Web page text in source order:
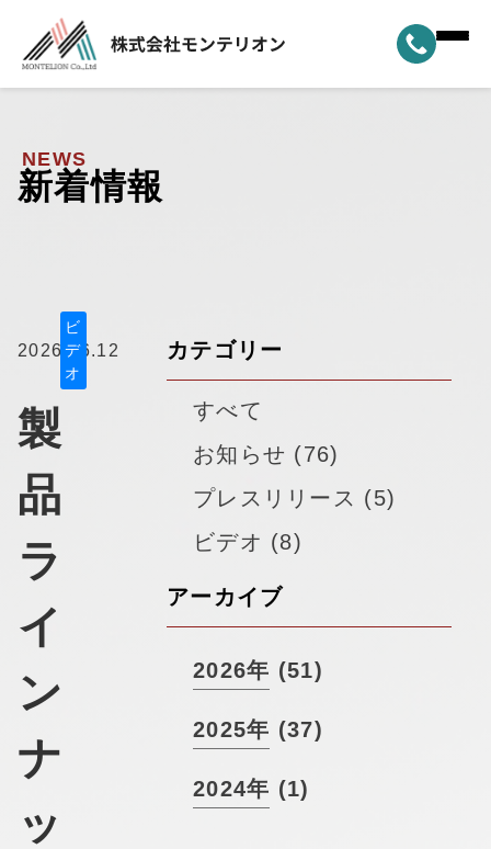
ホーム
選ばれる理由
納車実績
モンテリオンについて ▼
新着情報
採用情報
NEWS
新着情報
2026.06.12
ビ
デ
オ
製
品
ラ
イ
ン
ナ
ッ
カテゴリー
すべて
お知らせ (76)
プレスリリース (5)
ビデオ (8)
アーカイブ
2026年 (51)
2025年 (37)
2024年 (1)